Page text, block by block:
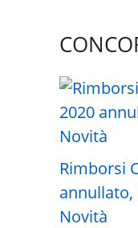
Rimborsi
Novità